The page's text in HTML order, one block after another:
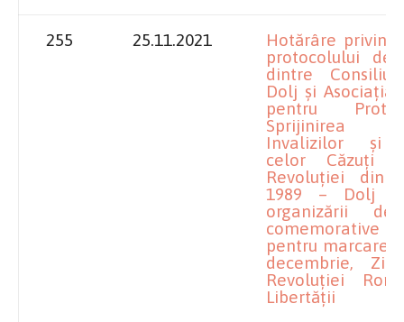
255 25.11.2021
Hotărâre privind
protocolului de
dintre Consiliul
Dolj și Asociația
pentru
Sprijinirea
Invalizilor și
celor Căzuți
Revoluției din
1989 – Dolj
organizării
comemorative
pentru
decembrie,
Revoluției
Libertății